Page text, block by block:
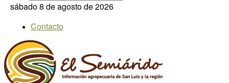
sábado 8 de agosto de 2026
Contacto